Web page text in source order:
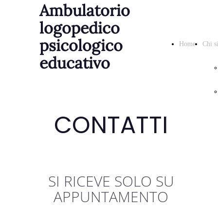
Ambulatorio
logopedico
psicologico
educativo
Home Chi
CONTATTI
SI RICEVE SOLO SU
APPUNTAMENTO